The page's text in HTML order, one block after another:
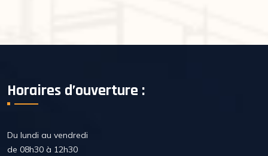
Horaires d’ouverture :
Du lundi au vendredi
de 08h30 à 12h30